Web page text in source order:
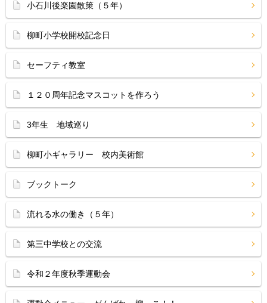
小石川後楽園散策（５年）
柳町小学校開校記念日
セーフティ教室
１２０周年記念マスコットを作ろう
3年生 地域巡り
柳町小ギャラリー 校内美術館
ブックトーク
流れる水の働き（５年）
第三中学校との交流
令和２年度秋季運動会